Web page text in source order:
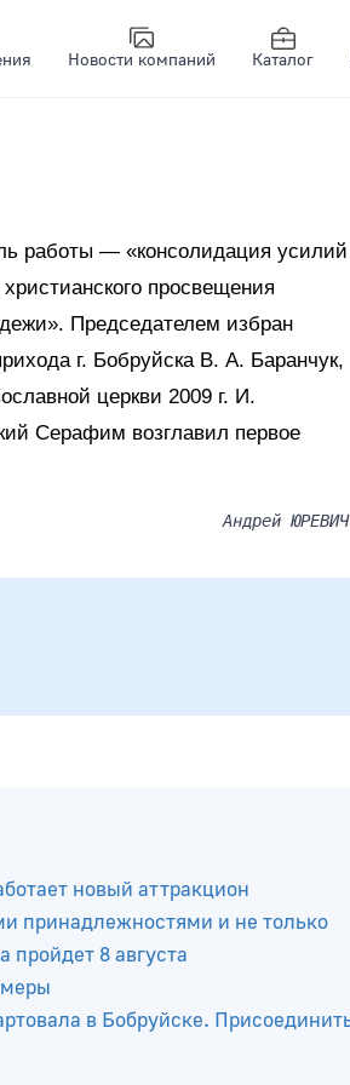
Новости компаний Каталог
работы — «консолидация усилий
просвещения
Председателем избран
г. Бобруйска В. А. Баранчук,
церкви 2009 г. И.
Серафим возглавил первое
Андрей ЮРЕВИЧ
новый аттракцион
принадлежностями и не только
8 августа